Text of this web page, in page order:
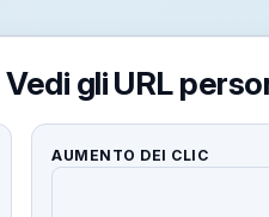
Vedi gli URL
AUMENTO DEI CLIC